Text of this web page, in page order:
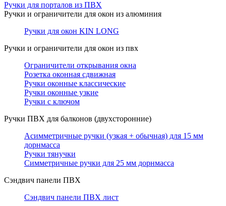
Ручки для порталов из ПВХ
Ручки и ограничители для окон из алюминия
Ручки для окон KIN LONG
Ручки и ограничители для окон из пвх
Ограничители открывания окна
Розетка оконная сдвижная
Ручки оконные классические
Ручки оконные узкие
Ручки с ключом
Ручки ПВХ для балконов (двухсторонние)
Асимметричные ручки (узкая + обычная) для 15 мм
дорнмасса
Ручки тянучки
Симметричные ручки для 25 мм дорнмасса
Сэндвич панели ПВХ
Сэндвич панели ПВХ лист